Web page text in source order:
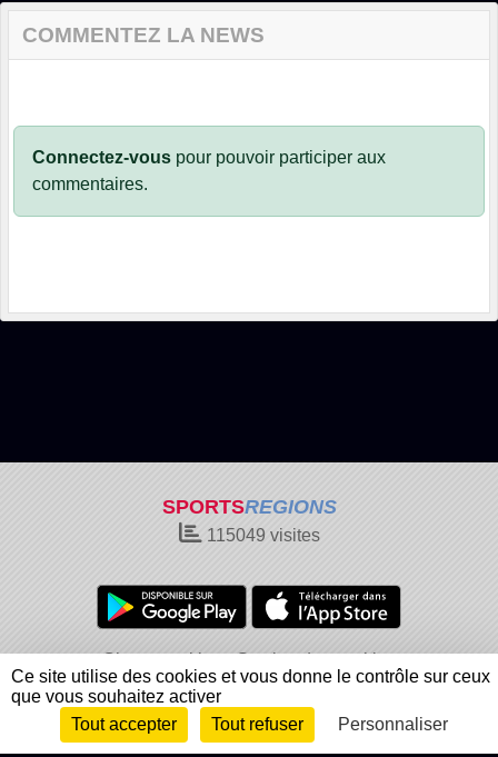
COMMENTEZ LA NEWS
Connectez-vous pour pouvoir participer aux
commentaires.
SPORTSREGIONS
115049visites
Charte cookies
Gestion des cookies
Informations légales
Signaler un contenu inapproprié
Envie de participer ? Connexion
Ce site utilise des cookies et vous donne le contrôle sur ceux
que vous souhaitez activer
Tout accepter
Tout refuser Personnaliser